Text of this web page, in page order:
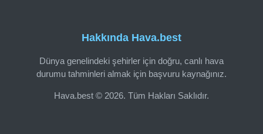
Hakkında Hava.best
Dünya genelindeki şehirler için doğru, canlı hava
durumu tahminleri almak için başvuru kaynağınız.
Hava.best © 2026. Tüm Hakları Saklıdır.